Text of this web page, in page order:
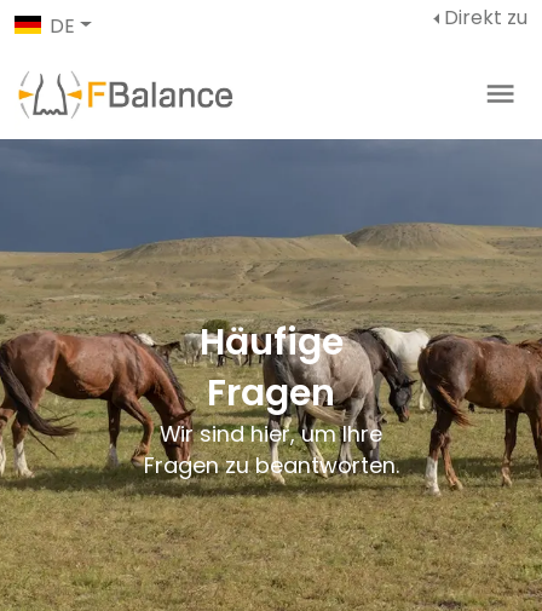
DE Direkt zu
Häufige
Fragen
Wir sind hier, um Ihre
Fragen zu beantworten.